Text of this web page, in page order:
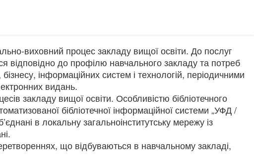
виховний процес закладу вищої освіти. До послуг
відповідно до профілю навчального закладу та потреб
інформаційних систем і технологій, періодичними
видань.
закладу вищої освіти. Особливістю бібліотечного
бібліотечної інформаційної системи „УФД /
в локальну загальноінститутську мережу із
що відбуваються в навчальному закладі,